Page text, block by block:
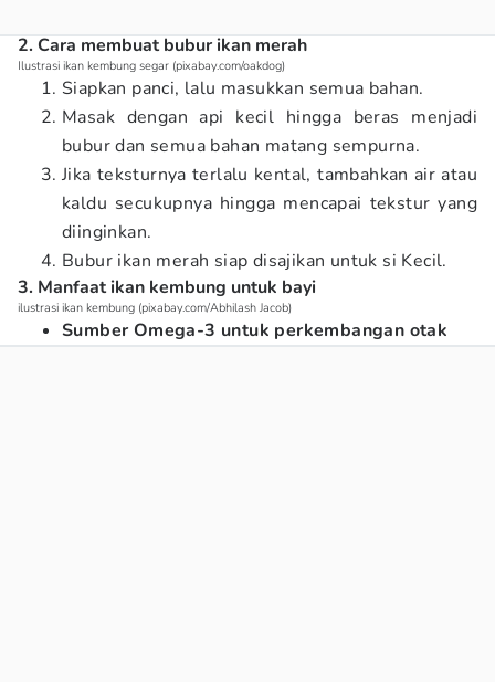
2. Cara membuat bubur ikan merah
Ilustrasi ikan kembung segar (pixabay.com/oakdog)
Siapkan panci, lalu masukkan semua bahan.
Masak dengan api kecil hingga beras menjadi
bubur dan semua bahan matang sempurna.
Jika teksturnya terlalu kental, tambahkan air atau
kaldu secukupnya hingga mencapai tekstur yang
diinginkan.
Bubur ikan merah siap disajikan untuk si Kecil.
3. Manfaat ikan kembung untuk bayi
ilustrasi ikan kembung (pixabay.com/Abhilash Jacob)
Sumber Omega-3 untuk perkembangan otak